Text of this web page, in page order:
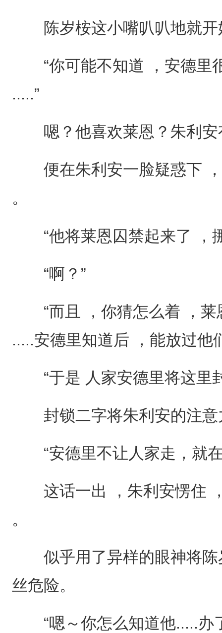
陈岁桉这小嘴叭叭地就开
“你可能不知道 ，安德里
.....”
嗯？他喜欢莱恩？朱利安
便在朱利安一脸疑惑下 ，
。
“他将莱恩囚禁起来了 ，
“啊？”
“而且 ，你猜怎么着 ，莱
.....安德里知道后 ，能放过他
“于是 人家安德里将这里
封锁二字将朱利安的注意
“安德里不让人家走，就在
这话一出 ，朱利安愣住
。
似乎用了异样的眼神将陈
丝危险。
“嗯～你怎么知道他.....办